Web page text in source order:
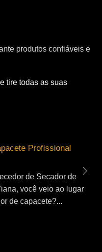
produtos confiáveis e
tire todas as suas
Profissional
de Secador de
você veio ao lugar
de capacete?...